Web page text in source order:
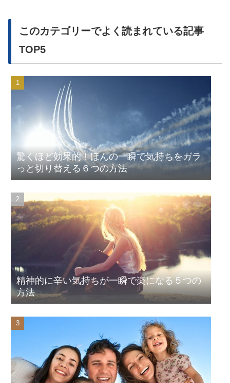
このカテゴリーでよく読まれている記事
TOP5
驚くほど効果的！ほんの一瞬で気持ちをガラ
っと切り替える６つの方法
精神的に辛い気持ちが一瞬で楽になる５つの
方法